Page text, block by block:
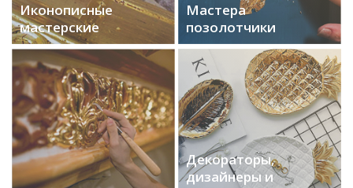
Иконописные
мастерские
Мастера
позолотчики
Декораторы,
дизайнеры и